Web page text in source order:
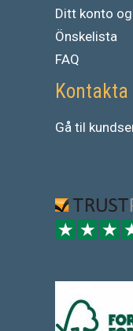
Ditt konto
Önskelista
FAQ
Kontakta
Gå til